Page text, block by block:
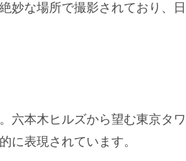
妙な場所で撮影されており、日
六本木ヒルズから望む東京タワ
に表現されています。